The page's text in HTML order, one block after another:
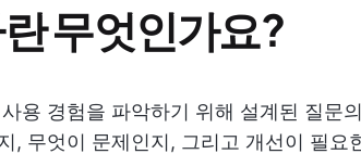
무엇인가요?
용 경험을 파악하기 위해 설계된 질문
, 무엇이 문제인지, 그리고 개선이 필요